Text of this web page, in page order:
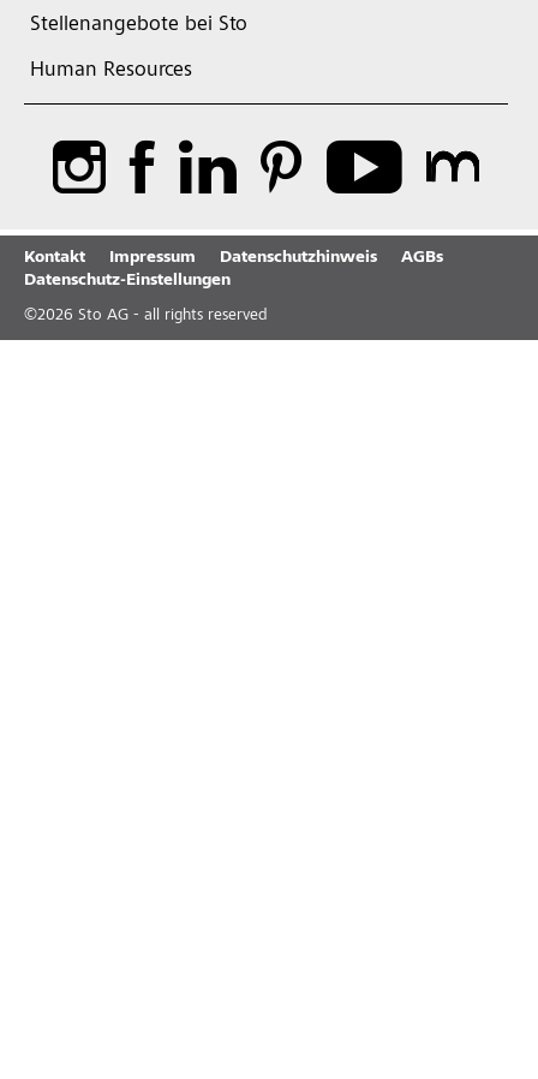
Stellenangebote bei Sto
Human Resources
Kontakt Impressum Datenschutzhinweis
AGBs
Datenschutz-Einstellungen
©2026 Sto AG - all rights reserved